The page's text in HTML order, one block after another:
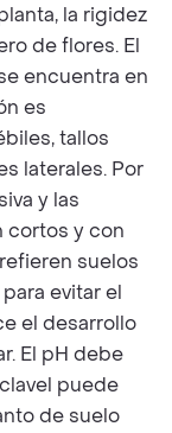
la rigidez
de flores. El
encuentra en
es
tallos
laterales. Por
y las
cortos y con
suelos
evitar el
el desarrollo
El pH debe
puede
de suelo